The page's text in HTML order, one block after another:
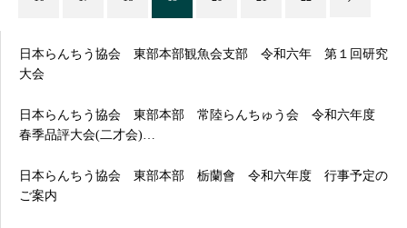
日本らんちう協会 東部本部観魚会支部 令和六年 第１回研究
大会
日本らんちう協会 東部本部 常陸らんちゅう会 令和六年度
春季品評大会(二才会)…
日本らんちう協会 東部本部 栃蘭會 令和六年度 行事予定の
ご案内